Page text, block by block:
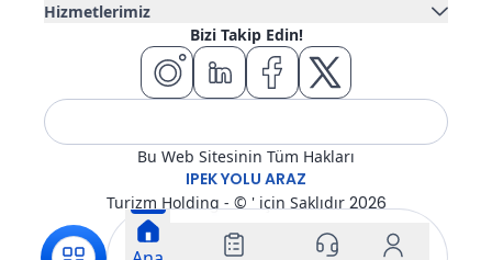
İzmir, Türkiye
Güney Mah. Gaziler Cad. No:292 Tempo İş Merkezi Kat:5 İç
Kapı 504 Konak / İzmir
Hakkımızda
SSS
Hizmetlerimiz
Araç Kiralama
Kruvaziyer gemisi
Uçak Bileti
Otel
Vize
Bizi Takip Edin!
Bu Web Sitesinin Tüm Hakları
IPEK YOLU ARAZ
Turizm Holding - © ' için Saklıdır 2026